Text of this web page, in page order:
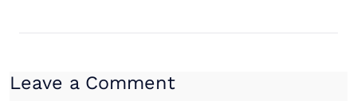
Leave a Comment